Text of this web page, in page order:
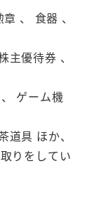
、 食器 、
優待券 、
ゲーム機
具 ほか、
りをしてい